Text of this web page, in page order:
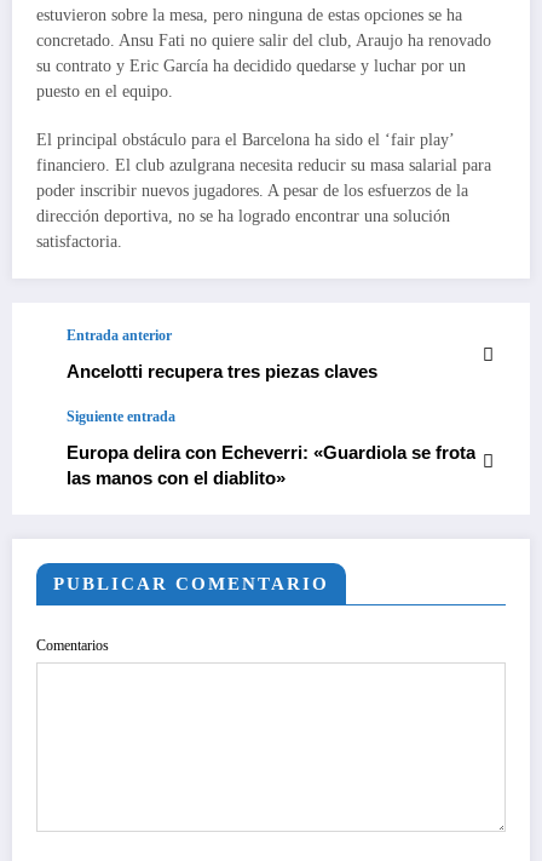
estuvieron sobre la mesa, pero ninguna de estas opciones se ha
concretado. Ansu Fati no quiere salir del club, Araujo ha renovado
su contrato y Eric García ha decidido quedarse y luchar por un
puesto en el equipo.
El principal obstáculo para el Barcelona ha sido el ‘fair play’
financiero. El club azulgrana necesita reducir su masa salarial para
poder inscribir nuevos jugadores. A pesar de los esfuerzos de la
dirección deportiva, no se ha logrado encontrar una solución
satisfactoria.
Entrada anterior
Ancelotti recupera tres piezas claves
Siguiente entrada
Europa delira con Echeverri: «Guardiola se frota
las manos con el diablito»
PUBLICAR COMENTARIO
Comentarios